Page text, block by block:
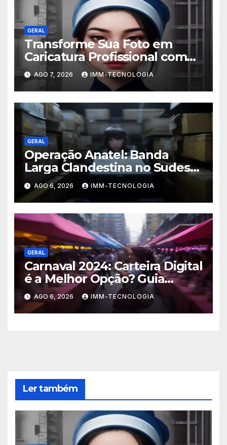
GERAL
Transforme Sua Foto em
Caricatura Profissional com
ChatGPT: A Nova Trend
Digital Explicada
AGO 7, 2026 IMM-TECNOLOGIA
GERAL
Operação Anatel: Banda
Larga Clandestina no Sudeste
Sofre Grande Golpe com
Apreensão de R$ 24 Mil em
Equipamentos
AGO 6, 2026 IMM-TECNOLOGIA
GERAL
Carnaval 2024: Carteira Digital
é a Melhor Opção? Guia
Completo de Segurança para
Pagar com o Celular na Folia
AGO 6, 2026 IMM-TECNOLOGIA
Ler também